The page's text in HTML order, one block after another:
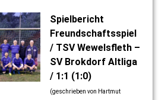
Spielbericht
Freundschaftsspiel
/ TSV Wewelsfleth –
SV Brokdorf Altliga
/ 1:1 (1:0)
(geschrieben von Hartmut